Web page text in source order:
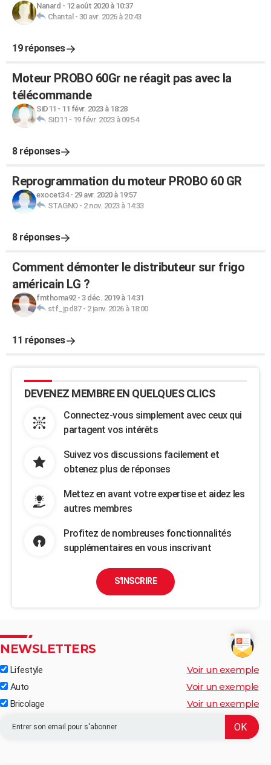
Nanard - 12 août 2020 à 10:37
Chantal - 30 avr. 2026 à 20:43
19 réponses
Moteur PROBO 60Gr ne réagit pas avec la
télécommande
SiD11 - 11 févr. 2023 à 18:28
SiD11 - 19 févr. 2023 à 09:54
8 réponses
Reprogrammation du moteur PROBO 60 GR
exocet34- 29 avr. 2020 à 19:57
STAGNO- 2 nov. 2023 à 14:33
8 réponses
Comment démonter le distributeur sur frigo
américain LG ?
fmthoma92- 3 déc. 2019 à 14:31
stf_jpd87- 2 janv. 2026 à 18:00
11 réponses
DEVENEZ MEMBRE EN QUELQUES CLICS
Connectez-vous simplement avec ceux qui
partagent vos intérêts
Suivez vos discussions facilement et
obtenez plus de réponses
Mettez en avant votre expertise et aidez les
autres membres
Profitez de nombreuses fonctionnalités
supplémentaires en vous inscrivant
S'INSCRIRE
NEWSLETTERS
Lifestyle Voir un exemple
Auto Voir un exemple
Bricolage Voir un exemple